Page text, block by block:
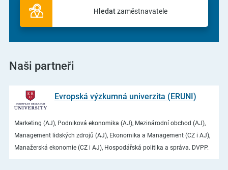
Hledatzaměstnavatele
Naši partneři
Evropská výzkumná univerzita (ERUNI)
Marketing (AJ), Podniková ekonomika (AJ), Mezinárodní obchod (AJ),
Management lidských zdrojů (AJ), Ekonomika a Management (CZ i AJ),
Manažerská ekonomie (CZ i AJ), Hospodářská politika a správa. DVPP.